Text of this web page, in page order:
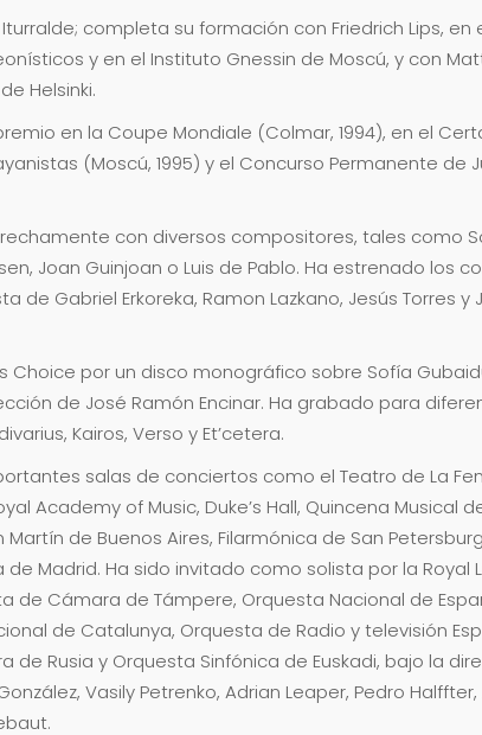
completa su formación con Friedrich Lips,
y en el Instituto Gnessin de Moscú, y con
Helsinki.
en la Coupe Mondiale (Colmar, 1994), en el
(Moscú, 1995) y el Concurso Permanente de
con diversos compositores, tales como
Joan Guinjoan o Luis de Pablo. Ha estrenado los
de Gabriel Erkoreka, Ramon Lazkano, Jesús Torres y
Choice por un disco monográfico sobre Sofía
de José Ramón Encinar. Ha grabado para
Kairos, Verso y Et’cetera.
salas de conciertos como el Teatro de La
Academy of Music, Duke’s Hall, Quincena Musical
Martín de Buenos Aires, Filarmónica de San
de Madrid. Ha sido invitado como solista por la Royal
de Cámara de Támpere, Orquesta Nacional de
de Catalunya, Orquesta de Radio y televisión
de Rusia y Orquesta Sinfónica de Euskadi, bajo la
Vasily Petrenko, Adrian Leaper, Pedro